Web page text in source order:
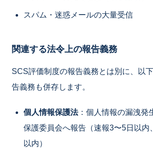
スパム・迷惑メールの大量受信
関連する法令上の報告義務
SCS評価制度の報告義務とは別に、以
告義務も併存します。
個人情報保護法：個人情報の漏洩発
保護委員会へ報告（速報3〜5日以内
以内）